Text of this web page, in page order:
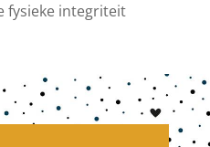
fysieke integriteit